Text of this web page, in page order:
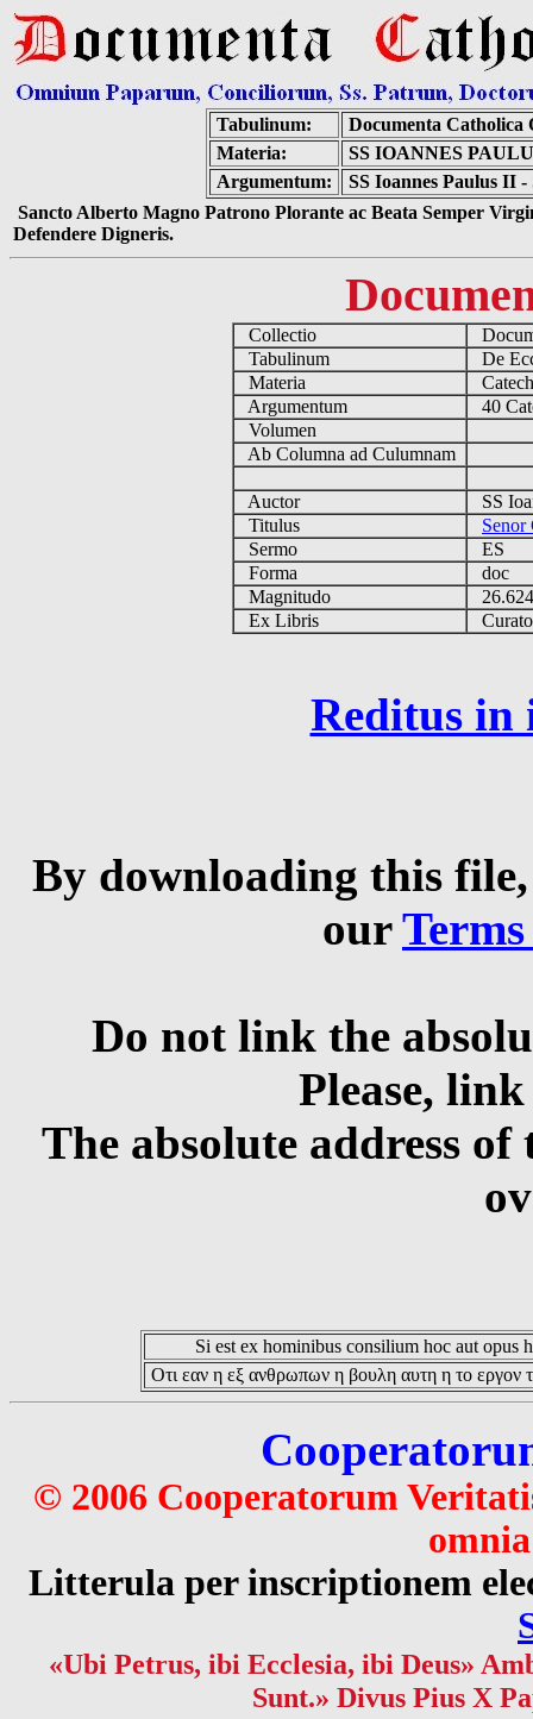
Tabulinum:
Documenta Catholica
Materia:
SS IOANNES
Argumentum:
SS Ioannes Paulus II
Sancto Alberto Magno Patrono Plorante ac Beata Semper
Defendere Digneris.
Collectio
Tabulinum
De
Materia
Argumentum
40
Volumen
Ab Columna ad Culumnam
Auctor
SS
Titulus
Senor
Sermo
ES
Forma
doc
Magnitudo
Ex Libris
Reditus in
By downloading this
our
Do not link the
Please,
The absolute address
Si est ex hominibus consilium hoc aut opus
Οτι εαν η εξ ανθρωπων η βουλη αυτη η το εργον
© 2006 Cooperatorum
Litterula per inscriptionem
«Ubi Petrus, ibi Ecclesia, ibi Deus»
Sunt.» Divus Pius X